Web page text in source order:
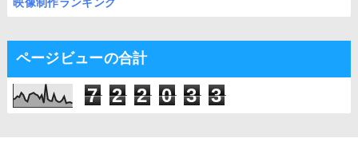
映像制作ランキング
ページビューの合計
7 2 2 0 3 3